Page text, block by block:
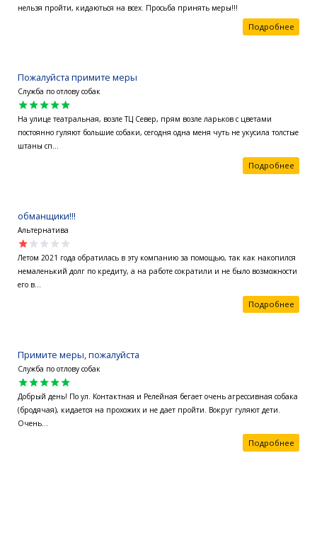
нельзя пройти, кидаються на всех. Просьба принять меры!!!
Подробнее
Пожалуйста примите меры
Служба по отлову собак
star
star
star
star
star
На улице театральная, возле ТЦ Север, прям возле ларьков с цветами
постоянно гуляют большие собаки, сегодня одна меня чуть не укусила толстые
штаны сп...
Подробнее
обманщики!!!
Альтернатива
star
star
star
star
star
Летом 2021 года обратилась в эту компанию за помощью, так как накопился
немаленький долг по кредиту, а на работе сократили и не было возможности
его в...
Подробнее
Примите меры, пожалуйста
Служба по отлову собак
star
star
star
star
star
Добрый день! По ул. Контактная и Релейная бегает очень агрессивная собака
(бродячая), кидается на прохожих и не дает пройти. Вокруг гуляют дети.
Очень...
Подробнее